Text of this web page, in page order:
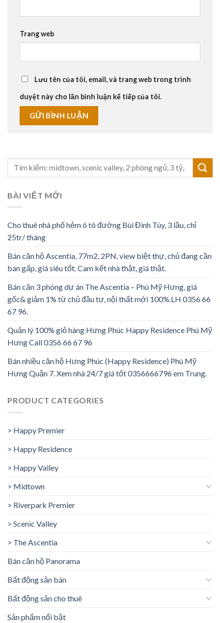
Trang web
Lưu tên của tôi, email, và trang web trong trình
duyệt này cho lần bình luận kế tiếp của tôi.
BÀI VIẾT MỚI
Cho thuê nhà phố hẻm ô tô đường Bùi Đình Túy, 3 lầu, chỉ
25tr/ tháng
Bán căn hộ Ascentia, 77m2, 2PN, view biệt thự, chủ đang cần
bán gấp, giá siêu tốt. Cam kết nhà thật, giá thật.
Bán căn 3 phòng dự án The Ascentia – Phú Mỹ Hưng, giá
gốc& giảm 1% từ chủ đầu tư, nội thất mới 100%.LH 0356 66
67 96.
Quản lý 100% giỏ hàng Hưng Phúc Happy Residence Phú Mỹ
Hưng Call 0356 66 67 96
Bán nhiều căn hộ Hưng Phúc (Happy Residence) Phú Mỹ
Hưng Quận 7. Xem nhà 24/7 giá tốt 0356666796 em Trung.
PRODUCT CATEGORIES
> Happy Premier
> Happy Residence
> Happy Valley
> Midtown
> Riverpark Premier
> Scenic Valley
> The Ascentia
Bán căn hộ Panorama
Bất động sản bán
Bất động sản cho thuê
Sản phẩm nổi bật